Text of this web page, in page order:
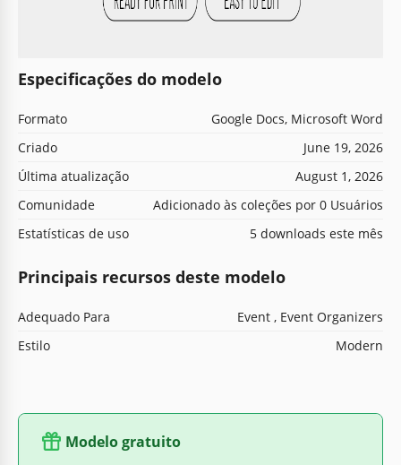
Especificações do modelo
Formato
Google Docs, Microsoft Word
Criado
June 19, 2026
Última atualização
August 1, 2026
Comunidade
Adicionado às coleções por 0 Usuários
Estatísticas de uso
5 downloads este mês
Principais recursos deste modelo
Adequado Para
Event , Event Organizers
Estilo
Modern
Modelo gratuito